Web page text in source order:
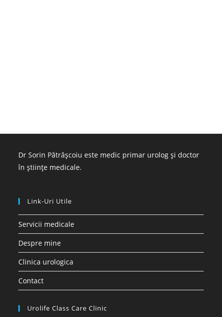
Dr Sorin Pătrășcoiu este medic primar urolog și doctor
în științe medicale.
Link-Uri Utile
Servicii medicale
Despre mine
Clinica urologica
Contact
Urolife Class Care Clinic